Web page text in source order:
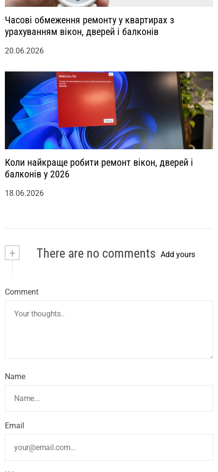
Часові обмеження ремонту у квартирах з
урахуванням вікон, дверей і балконів
20.06.2026
Коли найкраще робити ремонт вікон, дверей і
балконів у 2026
18.06.2026
+ There are no comments Add yours
Comment
Name
Email